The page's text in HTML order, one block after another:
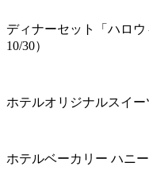
ディナーセット「ハロ
10/30）
ホテルオリジナルスイー
ホテルベーカリー ハニ